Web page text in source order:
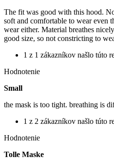
The fit was good with this hood.
soft and comfortable to wear even
wear either. Material breathes
good size, so not constricting to
1 z 1 zákazníkov našlo túto
Hodnotenie
Small
the mask is too tight. breathing is
1 z 2 zákazníkov našlo túto
Hodnotenie
Tolle Maske